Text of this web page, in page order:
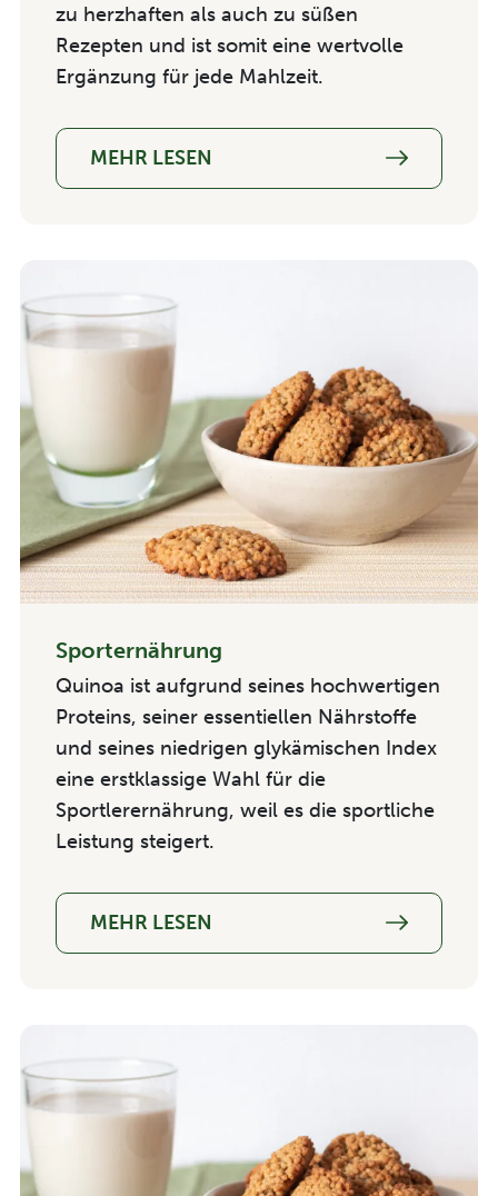
zu herzhaften als auch zu süßen
Rezepten und ist somit eine wertvolle
Ergänzung für jede Mahlzeit.
MEHR LESEN
Sporternährung
Quinoa ist aufgrund seines hochwertigen
Proteins, seiner essentiellen Nährstoffe
und seines niedrigen glykämischen Index
eine erstklassige Wahl für die
Sportlerernährung, weil es die sportliche
Leistung steigert.
MEHR LESEN